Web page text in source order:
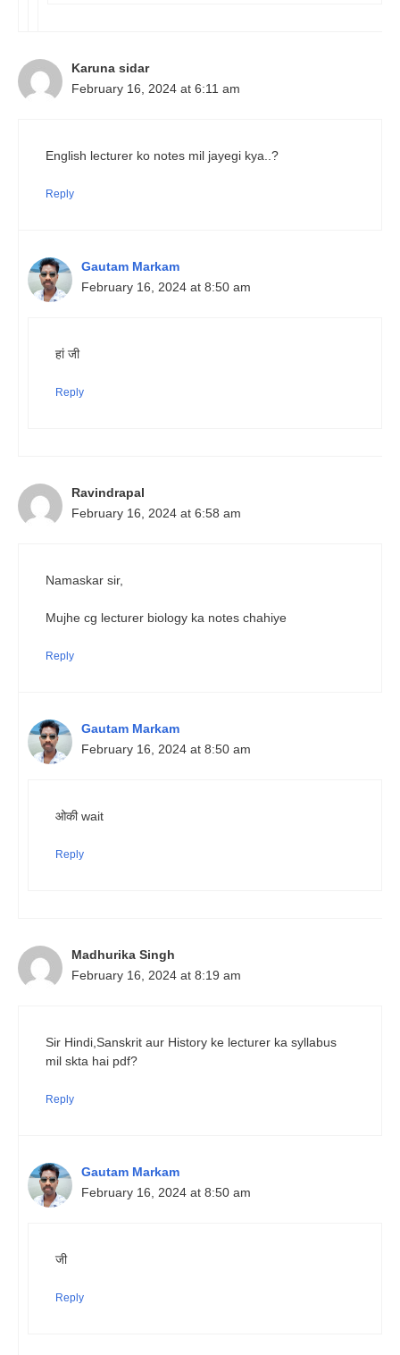
Karuna sidar
February 16, 2024 at 6:11 am
English lecturer ko notes mil jayegi kya..?
Reply
Gautam Markam
February 16, 2024 at 8:50 am
हां जी
Reply
Ravindrapal
February 16, 2024 at 6:58 am
Namaskar sir,
Mujhe cg lecturer biology ka notes chahiye
Reply
Gautam Markam
February 16, 2024 at 8:50 am
ओकी wait
Reply
Madhurika Singh
February 16, 2024 at 8:19 am
Sir Hindi,Sanskrit aur History ke lecturer ka syllabus
mil skta hai pdf?
Reply
Gautam Markam
February 16, 2024 at 8:50 am
जी
Reply